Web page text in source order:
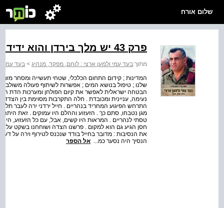
שלום אורח
פרק 43 יש מלך בירדן והוא ידיד ישראל
מתוך:בעד עמי ולמען ארצי : לוחם, מפקד, מנהיג > בעד עמי
המדינות ; קידום התחום הכלכלי, שטחי תעשייה ומסחר
שלנו ; טיפול בנושא המים ; אפשרות לשיתוף פעולה משולב
הבטחה ישראלית לאפשר את קיום הפולחן ומערכות הדת
נעימה, עניינית ומכובדת . חלה התקרבות מסוימת בין
התרחש הפיגוע המחריד בנהריים . חייל ירדני ירה לעבר
מגן נטבחו, סתם כך . הזעזוע וההלם היו עמוקים . זאת
טסתי לנהריים . המראות היו קשים, אבל, עם כל הזעזוע,
חסן הגיע גם הוא למקום . פרשנו הצדה ושוחחנו בשקט על
את הנסיבות : מדובר בחייל בודד שנכנס לטירוף וירה על
הנסיך היה נסער כמ... אל הספר